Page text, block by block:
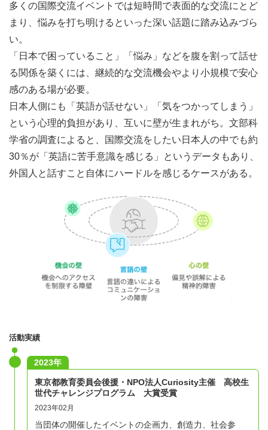
多くの国際交流イベントでは短時間で表面的な交流にとど
まり、悩みを打ち明けるといった深い話題に踏み込みづら
い。
「日本で困っていること」「悩み」などを腹を割って話せ
る関係を築くには、継続的な交流機会やより小規模で安心
感のある場が必要。
日本人側にも「英語が話せない」「気をつかってしまう」
という心理的負担があり、互いに壁が生まれがち。文部科
学省の調査によると、国際交流をしたい日本人の中でも約
30％が「英語に苦手意識を感じる」というデータもあり、
外国人と話すこと自体にハードルを感じるケースがある。
活動実績
2023年
東京都教育委員会後援・NPO法人Curiosity主催 高校生
世代チャレンジプログラム 大賞受賞
2023年02月
当団体の開催したイベントの企画力、創造力、社会参